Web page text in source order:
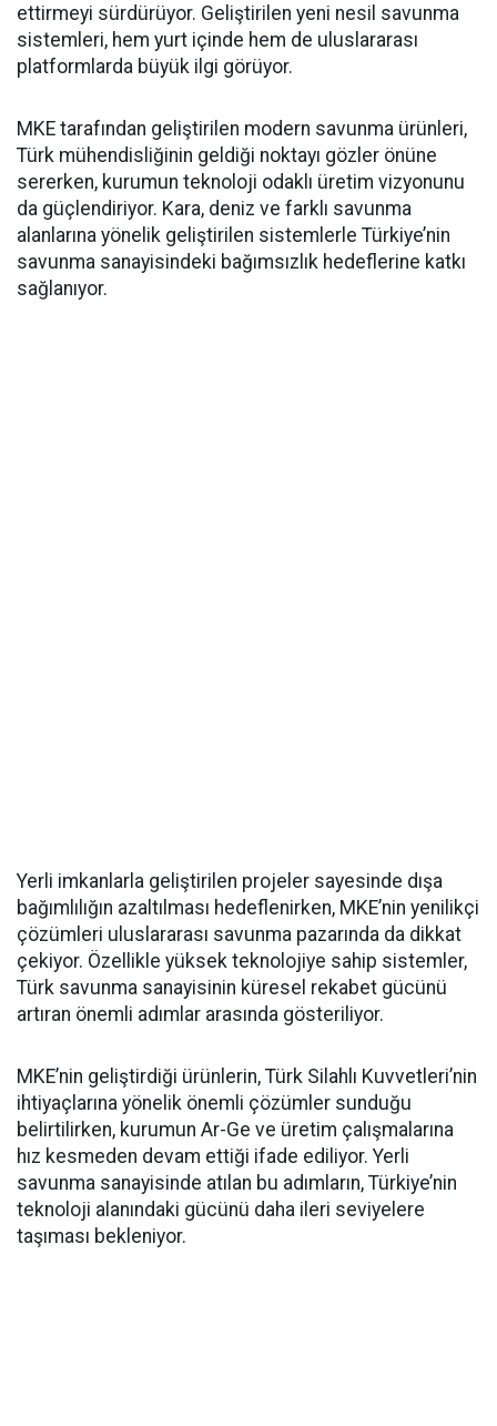
ettirmeyi sürdürüyor. Geliştirilen yeni nesil savunma
sistemleri, hem yurt içinde hem de uluslararası
platformlarda büyük ilgi görüyor.
MKE tarafından geliştirilen modern savunma ürünleri,
Türk mühendisliğinin geldiği noktayı gözler önüne
sererken, kurumun teknoloji odaklı üretim vizyonunu
da güçlendiriyor. Kara, deniz ve farklı savunma
alanlarına yönelik geliştirilen sistemlerle Türkiye’nin
savunma sanayisindeki bağımsızlık hedeflerine katkı
sağlanıyor.
Yerli imkanlarla geliştirilen projeler sayesinde dışa
bağımlılığın azaltılması hedeflenirken, MKE’nin yenilikçi
çözümleri uluslararası savunma pazarında da dikkat
çekiyor. Özellikle yüksek teknolojiye sahip sistemler,
Türk savunma sanayisinin küresel rekabet gücünü
artıran önemli adımlar arasında gösteriliyor.
MKE’nin geliştirdiği ürünlerin, Türk Silahlı Kuvvetleri’nin
ihtiyaçlarına yönelik önemli çözümler sunduğu
belirtilirken, kurumun Ar-Ge ve üretim çalışmalarına
hız kesmeden devam ettiği ifade ediliyor. Yerli
savunma sanayisinde atılan bu adımların, Türkiye’nin
teknoloji alanındaki gücünü daha ileri seviyelere
taşıması bekleniyor.